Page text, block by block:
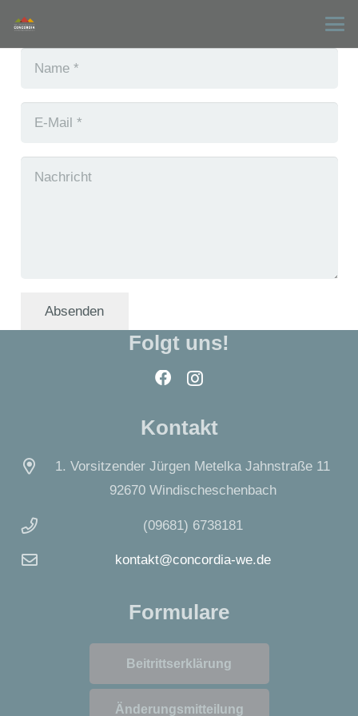
Absenden
Folgt uns!
Kontakt
1. Vorsitzender Jürgen Metelka Jahnstraße 11
92670 Windischeschenbach
(09681) 6738181
kontakt@concordia-we.de
Formulare
Beitrittserklärung
Änderungsmitteilung